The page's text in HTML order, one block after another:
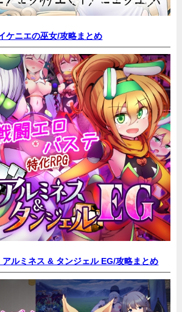
ケニエの巫女/攻略まとめ
ルミネス & タンジェル EG/攻略まとめ